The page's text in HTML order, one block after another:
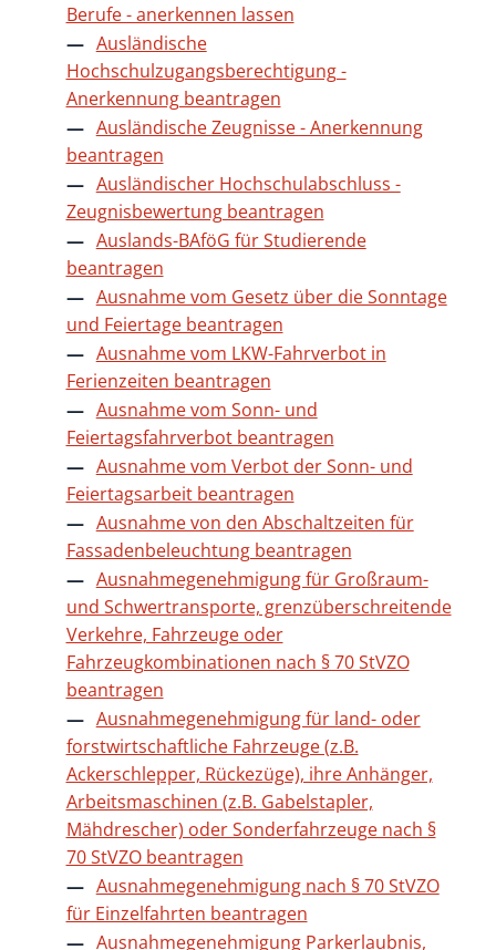
Berufe - anerkennen lassen
Ausländische
Hochschulzugangsberechtigung -
Anerkennung beantragen
Ausländische Zeugnisse - Anerkennung
beantragen
Ausländischer Hochschulabschluss -
Zeugnisbewertung beantragen
Auslands-BAföG für Studierende
beantragen
Ausnahme vom Gesetz über die Sonntage
und Feiertage beantragen
Ausnahme vom LKW-Fahrverbot in
Ferienzeiten beantragen
Ausnahme vom Sonn- und
Feiertagsfahrverbot beantragen
Ausnahme vom Verbot der Sonn- und
Feiertagsarbeit beantragen
Ausnahme von den Abschaltzeiten für
Fassadenbeleuchtung beantragen
Ausnahmegenehmigung für Großraum-
und Schwertransporte, grenzüberschreitende
Verkehre, Fahrzeuge oder
Fahrzeugkombinationen nach § 70 StVZO
beantragen
Ausnahmegenehmigung für land- oder
forstwirtschaftliche Fahrzeuge (z.B.
Ackerschlepper, Rückezüge), ihre Anhänger,
Arbeitsmaschinen (z.B. Gabelstapler,
Mähdrescher) oder Sonderfahrzeuge nach §
70 StVZO beantragen
Ausnahmegenehmigung nach § 70 StVZO
für Einzelfahrten beantragen
Ausnahmegenehmigung Parkerlaubnis,